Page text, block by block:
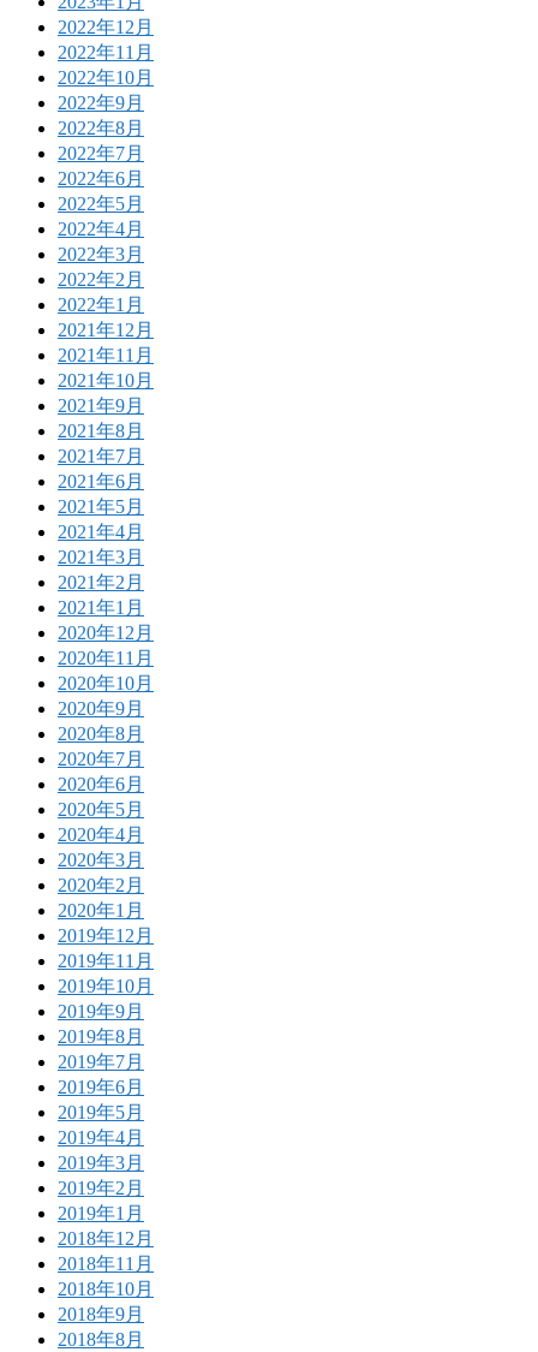
2022年12月
2022年11月
2022年10月
2022年9月
2022年8月
2022年7月
2022年6月
2022年5月
2022年4月
2022年3月
2022年2月
2022年1月
2021年12月
2021年11月
2021年10月
2021年9月
2021年8月
2021年7月
2021年6月
2021年5月
2021年4月
2021年3月
2021年2月
2021年1月
2020年12月
2020年11月
2020年10月
2020年9月
2020年8月
2020年7月
2020年6月
2020年5月
2020年4月
2020年3月
2020年2月
2020年1月
2019年12月
2019年11月
2019年10月
2019年9月
2019年8月
2019年7月
2019年6月
2019年5月
2019年4月
2019年3月
2019年2月
2019年1月
2018年12月
2018年11月
2018年10月
2018年9月
2018年8月